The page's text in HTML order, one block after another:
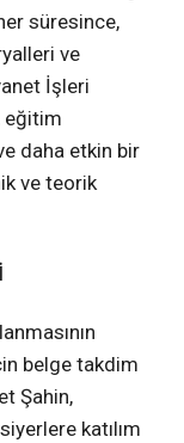
süresince,
ve
İşleri
eğitim
daha etkin bir
ve teorik
belge takdim
Şahin,
katılım